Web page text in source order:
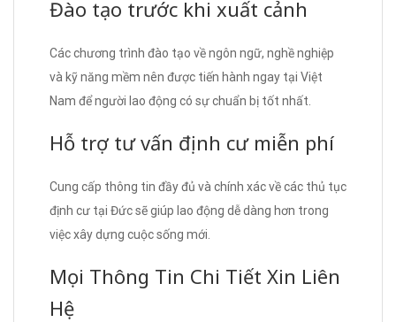
Đào tạo trước khi xuất cảnh
Các chương trình đào tạo về ngôn ngữ, nghề nghiệp
và kỹ năng mềm nên được tiến hành ngay tại Việt
Nam để người lao động có sự chuẩn bị tốt nhất.
Hỗ trợ tư vấn định cư miễn phí
Cung cấp thông tin đầy đủ và chính xác về các thủ tục
định cư tại Đức sẽ giúp lao động dễ dàng hơn trong
việc xây dựng cuộc sống mới.
Mọi Thông Tin Chi Tiết Xin Liên
Hệ